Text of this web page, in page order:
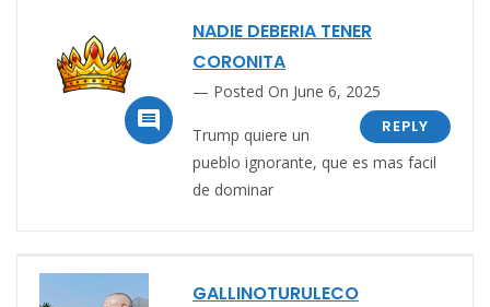

NADIE DEBERIA TENER
CORONITA
Posted On June 6, 2025
REPLY
Trump quiere un
pueblo ignorante, que es mas facil
de dominar
GALLINOTURULECO